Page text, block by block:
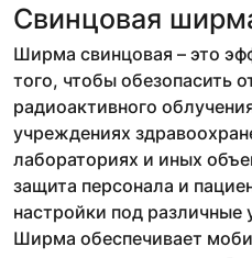
Свинцовая
Ширма свинцовая – это
того, чтобы обезопасить
радиоактивного
учреждениях
лабораториях и иных
защита персонала и
настройки под различные
Ширма обеспечивает